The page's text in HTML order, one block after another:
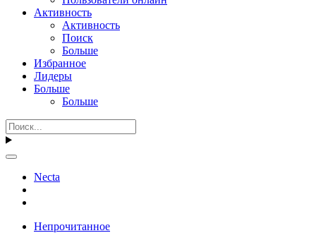
Активность
Активность
Поиск
Больше
Избранное
Лидеры
Больше
Больше
Necta
Непрочитанное